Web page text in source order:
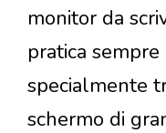
monitor da
pratica
specialmente
schermo di